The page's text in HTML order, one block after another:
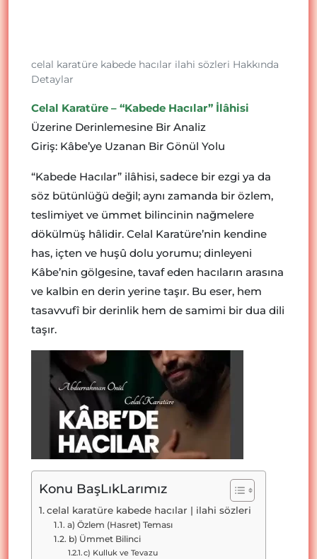
celal karatüre kabede hacılar ilahi sözleri Hakkında
Detaylar
Celal Karatüre – “Kabede Hacılar” İlâhisi
Üzerine Derinlemesine Bir Analiz
Giriş: Kâbe’ye Uzanan Bir Gönül Yolu
“Kabede Hacılar” ilâhisi, sadece bir ezgi ya da
söz bütünlüğü değil; aynı zamanda bir özlem,
teslimiyet ve ümmet bilincinin nağmelere
dökülmüş hâlidir. Celal Karatüre’nin kendine
has, içten ve huşû dolu yorumu; dinleyeni
Kâbe’nin gölgesine, tavaf eden hacıların arasına
ve kalbin en derin yerine taşır. Bu eser, hem
tasavvufî bir derinlik hem de samimi bir dua dili
taşır.
Konu BaşLıkLarımız
celal karatüre kabede hacılar | ilahi sözleri
a) Özlem (Hasret) Teması
b) Ümmet Bilinci
c) Kulluk ve Tevazu